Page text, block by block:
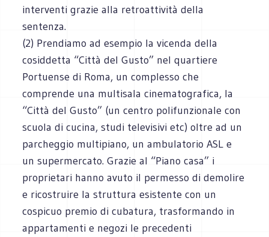
interventi grazie alla retroattività della
sentenza.
(2) Prendiamo ad esempio la vicenda della
cosiddetta “Città del Gusto” nel quartiere
Portuense di Roma, un complesso che
comprende una multisala cinematografica, la
“Città del Gusto” (un centro polifunzionale con
scuola di cucina, studi televisivi etc) oltre ad un
parcheggio multipiano, un ambulatorio ASL e
un supermercato. Grazie al “Piano casa” i
proprietari hanno avuto il permesso di demolire
e ricostruire la struttura esistente con un
cospicuo premio di cubatura, trasformando in
appartamenti e negozi le precedenti